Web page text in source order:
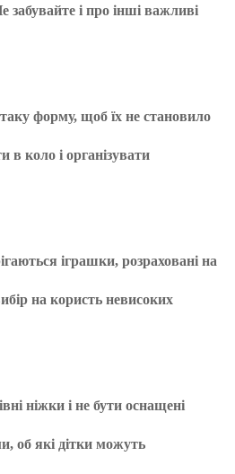
забувайте і про інші важливі
форму, щоб їх не становило
в коло і організувати
іграшки, розраховані на
на користь невисоких
ніжки і не бути оснащені
об які дітки можуть